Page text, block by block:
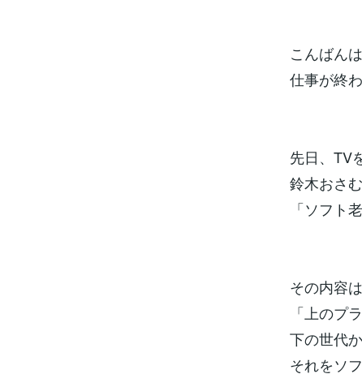
こんばん
仕事が終
先日、TV
鈴木おさ
「ソフト
その内容は
「上のプ
下の世代
それをソ